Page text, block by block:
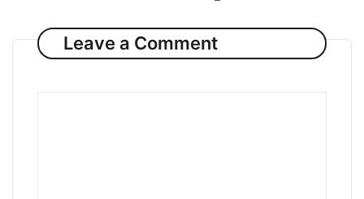
Leave a Comment